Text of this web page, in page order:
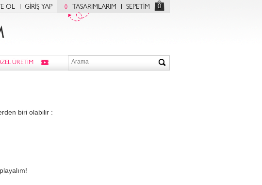
OL GİRİŞ YAP 0 TASARIMLARIM SEPETİM 0
ÜRETİM
biri olabilir :